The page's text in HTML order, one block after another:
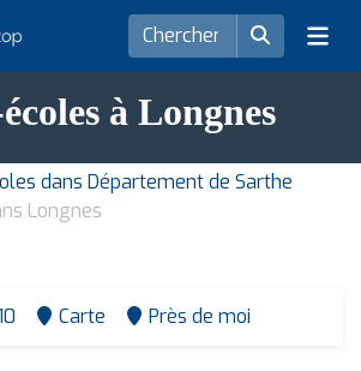
à Longnes
dans Département de Sarthe
Longnes
Carte Près de moi